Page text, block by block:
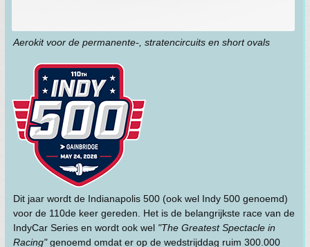
Aerokit voor de permanente-, stratencircuits en short ovals
Dit jaar wordt de Indianapolis 500 (ook wel Indy 500 genoemd)
voor de 110de keer gereden. Het is de belangrijkste race van de
IndyCar Series en wordt ook wel "The Greatest Spectacle in
Racing"genoemd omdat er op de wedstrijddag ruim 300.000